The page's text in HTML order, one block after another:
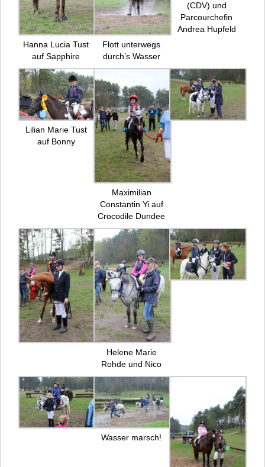
Hanna Lucia Tust
auf Sapphire
Flott unterwegs
durch’s Wasser
(CDV) und
Parcourchefin
Andrea Hupfeld
Lilian Marie Tust
auf Bonny
Maximilian
Constantin Yi auf
Crocodile Dundee
Helene Marie
Rohde und Nico
Wasser marsch!